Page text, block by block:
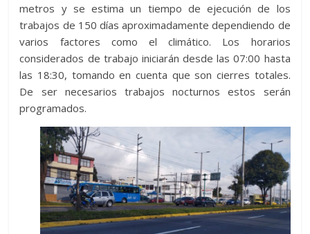
metros y se estima un tiempo de ejecución de los
trabajos de 150 días aproximadamente dependiendo de
varios factores como el climático. Los horarios
considerados de trabajo iniciarán desde las 07:00 hasta
las 18:30, tomando en cuenta que son cierres totales.
De ser necesarios trabajos nocturnos estos serán
programados.